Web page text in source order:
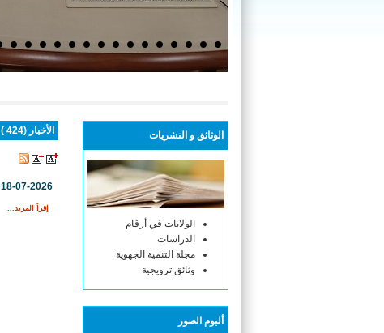
الوثائق و النشريات
الولايات في أرقام
الدراسات
مجلة التنمية الجهوية
وثائق ترويجية
ألبوم الصور
الأخبار (424 )
18-07-2026
إقرأ المزيد...